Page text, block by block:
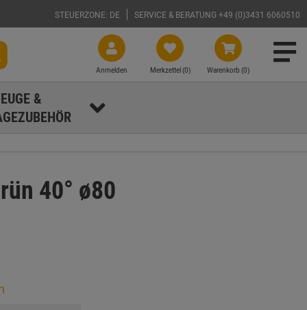
STEUERZONE: DE SERVICE & BERATUNG +49 (0)3431 6060510
Warenkorb (0)
Merkzettel (0)
Anmelden
&
40° ø80